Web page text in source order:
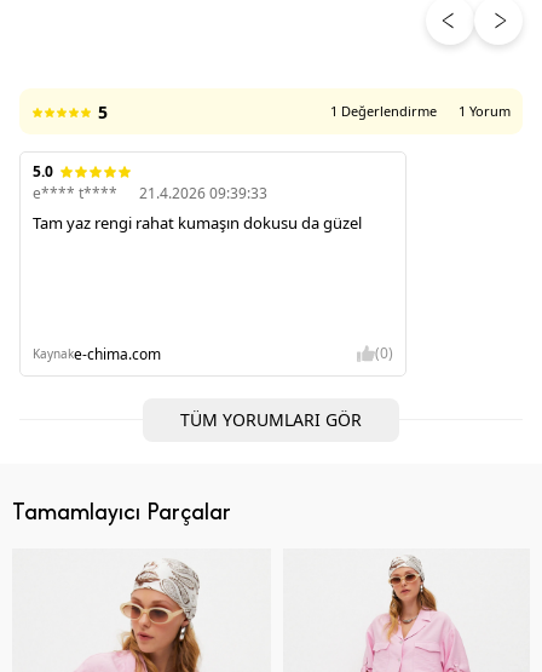
5 1 Değerlendirme 1 Yorum
5.0
e**** t****
21.4.2026 09:39:33
Tam yaz rengi rahat kumaşın dokusu da güzel
Kaynake-chima.com (0)
TÜM YORUMLARI GÖR
Tamamlayıcı Parçalar